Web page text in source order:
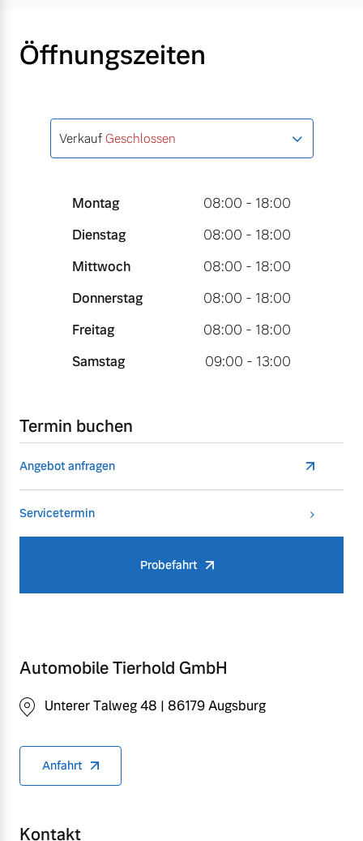
Öffnungszeiten
Verkauf Geschlossen
Montag
08:00 - 18:00
Dienstag
08:00 - 18:00
Mittwoch
08:00 - 18:00
Donnerstag
08:00 - 18:00
Freitag
08:00 - 18:00
Samstag
09:00 - 13:00
Termin buchen
Angebot anfragen
Servicetermin
Probefahrt
Automobile Tierhold GmbH
Unterer Talweg 48 | 86179 Augsburg
Anfahrt
Kontakt